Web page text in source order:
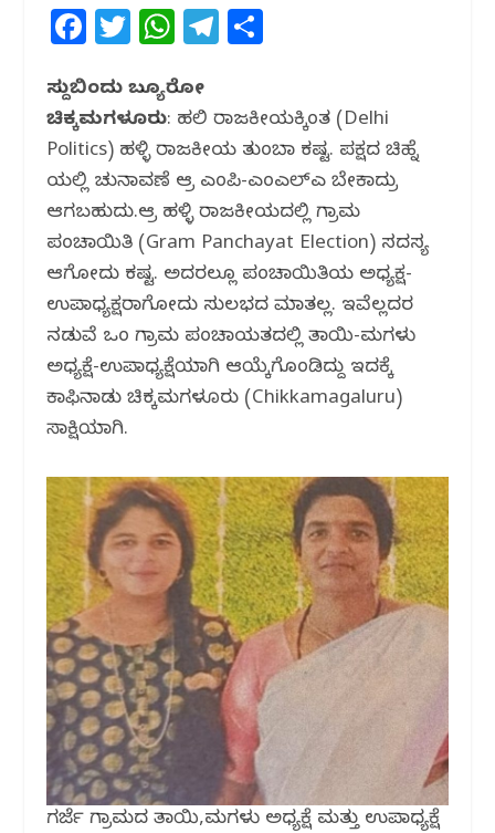
F
c
e
b
o
o
k
T
itt
e
r
W
at
s
A
p
p
T
g
ra
m
ar
e
ಸುದ್ದಿಬಿಂದು ಬ್ಯೂರೋ
ಚಿಕ್ಕಮಗಳೂರು: ದೆಹಲಿ ರಾಜಕೀಯಕ್ಕಿಂತ (Delhi
Politics) ಹಳ್ಳಿ ರಾಜಕೀಯ ತುಂಬಾ ಕಷ್ಟ. ಪಕ್ಷದ ಚಿಹ್ನೆ
ಯಲ್ಲಿ ಚುನಾವಣೆ ಆದ್ರೆ ಎಂಪಿ-ಎಂಎಲ್‍ಎ ಬೇಕಾದ್ರು
ಆಗಬಹುದು.ಆದ್ರೆ ಹಳ್ಳಿ ರಾಜಕೀಯದಲ್ಲಿ ಗ್ರಾಮ
ಪಂಚಾಯಿತಿ (Gram Panchayat Election) ಸದಸ್ಯ
ಆಗೋದು ಕಷ್ಟ. ಅದರಲ್ಲೂ ಪಂಚಾಯಿತಿಯ ಅಧ್ಯಕ್ಷ-
ಉಪಾಧ್ಯಕ್ಷರಾಗೋದು ಸುಲಭದ ಮಾತಲ್ಲ. ಇವೆಲ್ಲದರ
ನಡುವೆ ಒಂದೆ ಗ್ರಾಮ ಪಂಚಾಯತದಲ್ಲಿ ತಾಯಿ-ಮಗಳು
ಅಧ್ಯಕ್ಷೆ-ಉಪಾಧ್ಯಕ್ಷೆಯಾಗಿ ಆಯ್ಕೆಗೊಂಡಿದ್ದು ಇದಕ್ಕೆ
ಕಾಫಿನಾಡು ಚಿಕ್ಕಮಗಳೂರು (Chikkamagaluru)
ಸಾಕ್ಷಿಯಾಗಿದೆ.
ಗರ್ಜೆ ಗ್ರಾಮದ ತಾಯಿ,ಮಗಳು ಅಧ್ಯಕ್ಷೆ ಮತ್ತು ಉಪಾಧ್ಯಕ್ಷೆ